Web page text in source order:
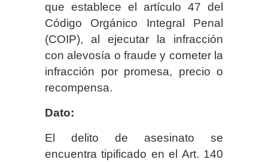
que establece el artículo 47 del
Código Orgánico Integral Penal
(COIP), al ejecutar la infracción
con alevosía o fraude y cometer la
infracción por promesa, precio o
recompensa.
Dato:
El delito de asesinato se
encuentra tipificado en el Art. 140